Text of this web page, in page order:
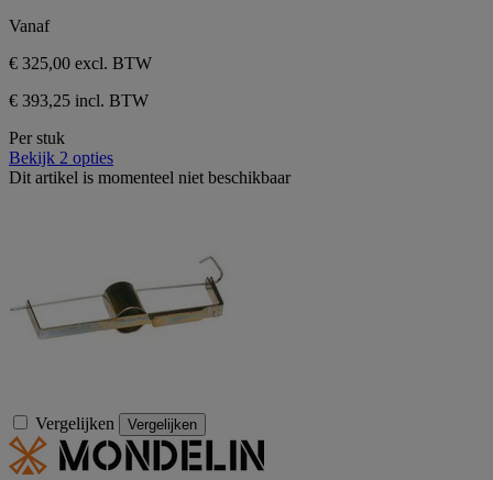
Vanaf
€ 325,00 excl. BTW
€ 393,25 incl. BTW
Per stuk
Bekijk 2 opties
Dit artikel is momenteel niet beschikbaar
Vergelijken Vergelijken